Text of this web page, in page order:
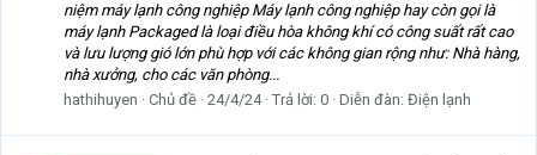
niệm máy lạnh công nghiệp Máy lạnh công nghiệp hay còn gọi là
máy lạnh Packaged là loại điều hòa không khí có công suất rất cao
và lưu lượng gió lớn phù hợp với các không gian rộng như: Nhà hàng,
nhà xưởng, cho các văn phòng...
hathihuyen
Chủ đề 24/4/24 Trả lời: 0 Diễn đàn: Điện lạnh